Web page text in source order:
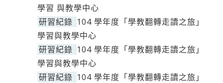
學習 與教學中心
研習紀錄 104 學年度「學教翻轉走讀之旅」
學習與教學中心
研習紀錄 104 學年度「學教翻轉走讀之旅」
學習與教學中心
研習紀錄 104 學年度「學教翻轉走讀之旅」